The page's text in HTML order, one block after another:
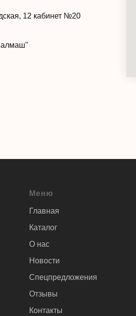
12 кабинет №20
Меню
Главная
Каталог
О нас
Новости
Спецпредложения
Отзывы
Контакты